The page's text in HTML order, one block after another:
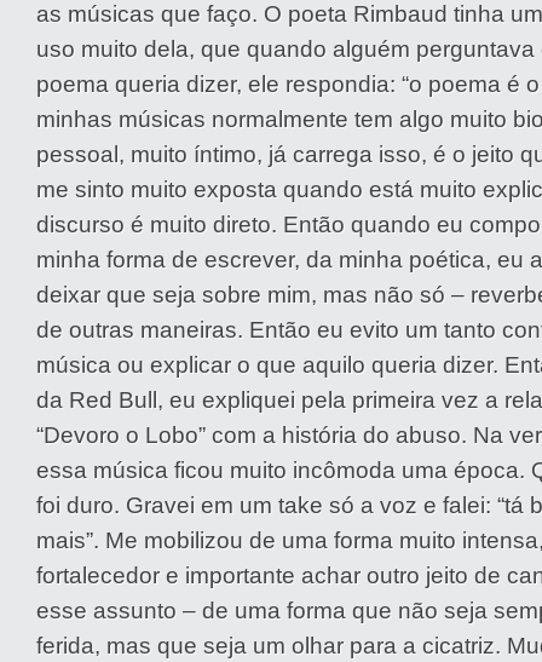
as músicas que faço. O poeta Rimbaud tinha
uso muito dela, que quando alguém perguntava
poema queria dizer, ele respondia: “o poema é
minhas músicas normalmente tem algo muito
pessoal, muito íntimo, já carrega isso, é o jeito
me sinto muito exposta quando está muito
discurso é muito direto. Então quando eu
minha forma de escrever, da minha poética, eu
deixar que seja sobre mim, mas não só –
de outras maneiras. Então eu evito um tanto
música ou explicar o que aquilo queria dizer.
da Red Bull, eu expliquei pela primeira vez a
“Devoro o Lobo” com a história do abuso. Na
essa música ficou muito incômoda uma época.
foi duro. Gravei em um take só a voz e falei: “tá
mais”. Me mobilizou de uma forma muito
fortalecedor e importante achar outro jeito de
esse assunto – de uma forma que não seja
ferida, mas que seja um olhar para a cicatriz.